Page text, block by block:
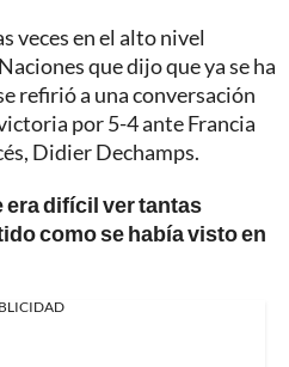
veces en el alto nivel
que dijo que ya se ha
refirió a una conversación
por 5-4 ante Francia
Didier Dechamps.
era difícil ver tantas
como se había visto en